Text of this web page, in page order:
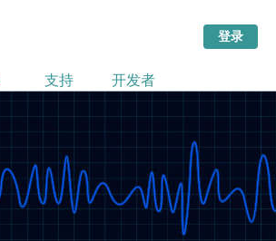
支持 开发者